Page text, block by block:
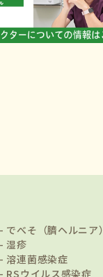
でべそ（臍ヘルニア）
湿疹
溶連菌感染症
RSウイルス感染症